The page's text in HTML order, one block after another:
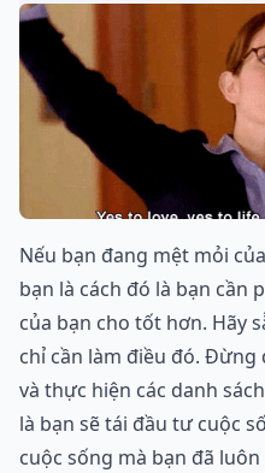
Nếu bạn đang mệt mỏi
bạn là cách đó là bạn cần
của bạn cho tốt hơn. Hãy
chỉ cần làm điều đó.
và thực hiện các danh
là bạn sẽ tái đầu tư cuộc
cuộc sống mà bạn đã